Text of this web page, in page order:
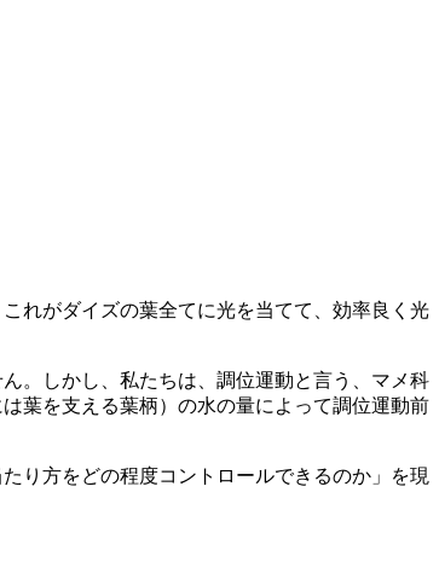
れがダイズの葉全てに光を当てて、効率良く光
。しかし、私たちは、調位運動と言う、マメ科
葉を支える葉柄）の水の量によって調位運動前
り方をどの程度コントロールできるのか」
を現